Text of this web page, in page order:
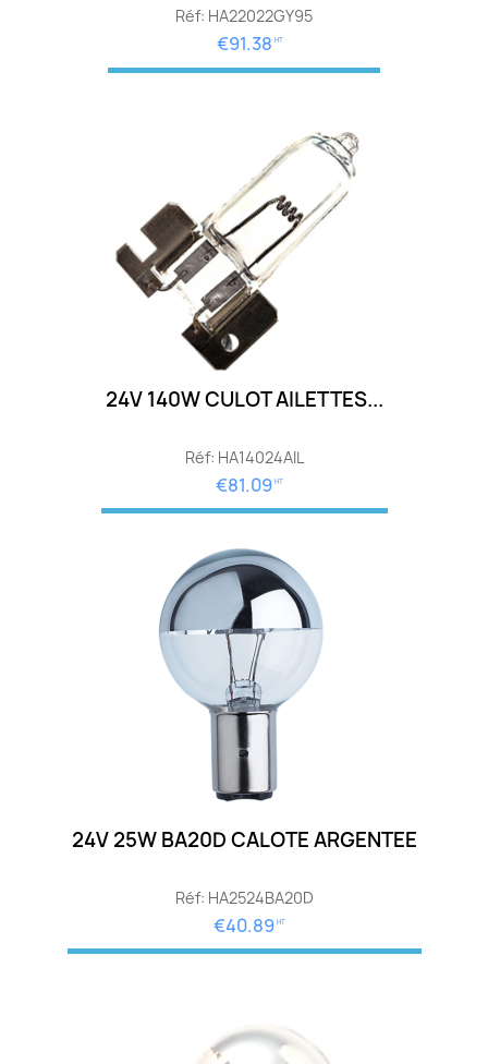
Réf: HA22022GY95
€91.38 HT
24V 140W CULOT AILETTES...
Réf: HA14024AIL
€81.09 HT
24V 25W BA20D CALOTE ARGENTEE
Réf: HA2524BA20D
€40.89 HT